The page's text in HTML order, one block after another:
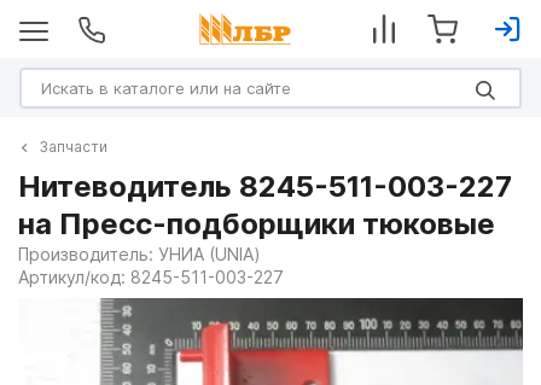
Запчасти
Нитеводитель 8245-511-003-227
на Пресс-подборщики тюковые
Производитель: УНИА (UNIA)
Артикул/код: 8245-511-003-227